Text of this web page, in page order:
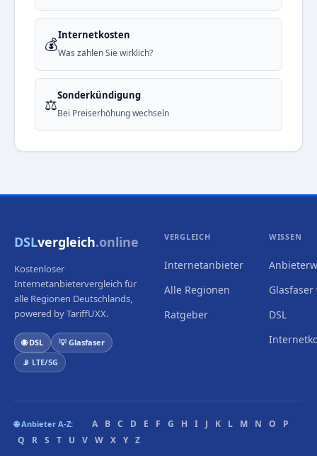
💰Internetkosten
Was zahlen Sie wirklich?
⚖️Sonderkündigung
Bei Preiserhöhung wechseln
DSLvergleich.online
Kostenloser
Internetanbietervergleich für
alle Regionen Deutschlands,
powered by TariffUXX.
🌐 DSL
💡 Glasfaser
📡 LTE/5G
VERGLEICH
Internetanbieter
Alle Regionen
Ratgeber
WISSEN
Glasfaser
DSL
🌐 Anbieter A-Z: A B C D E F G H I J K L M N O
P
Q
R S T U V W X Y Z